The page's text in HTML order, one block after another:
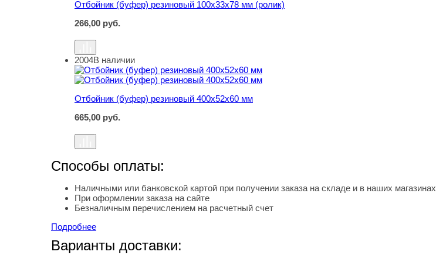
Отбойник (буфер) резиновый 100х33х78 мм (ролик)
266,00 руб.
Отбойник (буфер) резиновый 400х52х60 мм
2004В наличии
Отбойник (буфер) резиновый 400х52х60 мм
665,00 руб.
Способы оплаты:
Наличными или банковской картой при получении заказа на складе и в наших магазинах
При оформлении заказа на сайте
Безналичным перечислением на расчетный счет
Подробнее
Варианты доставки: